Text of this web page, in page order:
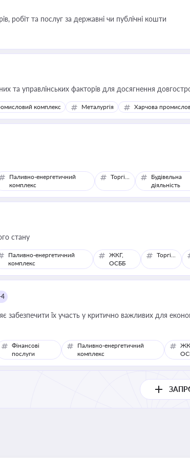
робіт та послуг за державні чи публічні кошти
та управлінських факторів для досягнення
комплекс Металургія Харчова
Паливно-енергетичний
комплекс
Торгівля
Будівельна
діяльність
стану
Паливно-енергетичний
комплекс
ЖКГ,
ОСББ
Торгівля
їх участь у критично важливих для
Фінансові
послуги
Паливно-енергетичний
комплекс